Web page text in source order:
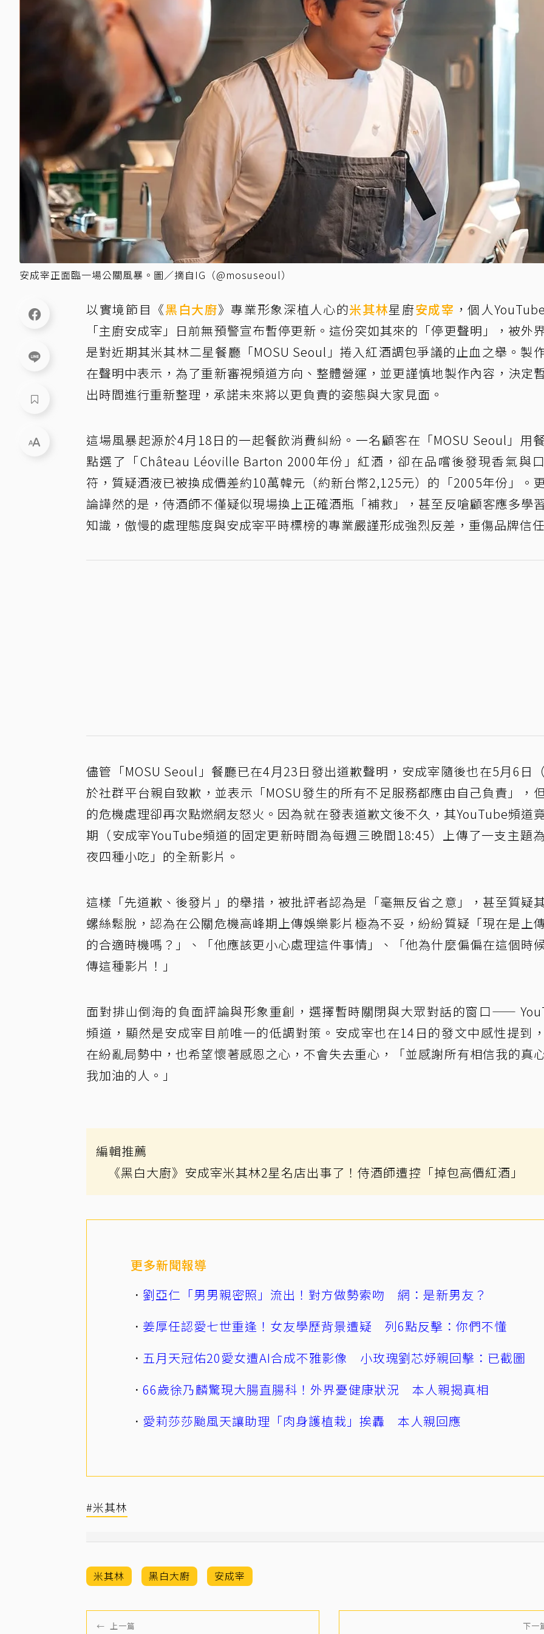
安成宰正面臨一場公關風暴。圖／摘自IG（@mosuseoul）
以實境節目《黑白大廚》專業形象深植人心的米其林星廚安成宰 ，個人
「主廚安成宰」日前無預警宣布暫停更新。這份突如其來的「停更聲明」，被外
是對近期其米其林二星餐廳「MOSU Seoul」捲入紅酒調包爭議的止血之舉。製
在聲明中表示，為了重新審視頻道方向、整體營運，並更謹慎地製作內容，決定
出時間進行重新整理，承諾未來將以更負責的姿態與大家見面。
這場風暴起源於4月18日的一起餐飲消費糾紛。一名顧客在「MOSU Seoul」用
點選了「Château Léoville Barton 2000年份」紅酒，卻在品嚐後發現香氣與
符，質疑酒液已被換成價差約10萬韓元（約新台幣2,125元）的「2005年份」。
論譁然的是，侍酒師不僅疑似現場換上正確酒瓶「補救」，甚至反嗆顧客應多學
知識，傲慢的處理態度與安成宰平時標榜的專業嚴謹形成強烈反差，重傷品牌信
儘管「MOSU Seoul」餐廳已在4月23日發出道歉聲明，安成宰隨後也在5月6日（
於社群平台親自致歉，並表示「MOSU發生的所有不足服務都應由自己負責」，
的危機處理卻再次點燃網友怒火。因為就在發表道歉文後不久，其YouTube頻道
期（安成宰YouTube頻道的固定更新時間為每週三晚間18:45）上傳了一支主題
夜四種小吃」的全新影片。
這樣「先道歉、後發片」的舉措，被批評者認為是「毫無反省之意」，甚至質疑
螺絲鬆脫，認為在公關危機高峰期上傳娛樂影片極為不妥，紛紛質疑「現在是上
的合適時機嗎？」、「他應該更小心處理這件事情」、「他為什麼偏偏在這個時
傳這種影片！」
面對排山倒海的負面評論與形象重創，選擇暫時關閉與大眾對話的窗口——
頻道，顯然是安成宰目前唯一的低調對策。安成宰也在14日的發文中感性提到
在紛亂局勢中，也希望懷著感恩之心，不會失去重心，「並感謝所有相信我的真
我加油的人。」
編輯推薦
《黑白大廚》安成宰米其林2星名店出事了！侍酒師遭控「掉包高價紅酒」
更多新聞報導
劉亞仁「男男親密照」流出！對方做勢索吻 網：是新男友？
姜厚任認愛七世重逢！女友學歷背景遭疑 列6點反擊：你們不懂
五月天冠佑20愛女遭AI合成不雅影像 小玫瑰劉芯妤親回擊：已截圖
66歲徐乃麟驚現大腸直腸科！外界憂健康狀況 本人親揭真相
愛莉莎莎颱風天讓助理「肉身護植栽」挨轟 本人親回應
#米其林
米其林 黑白大廚 安成宰
← 上一篇 下一